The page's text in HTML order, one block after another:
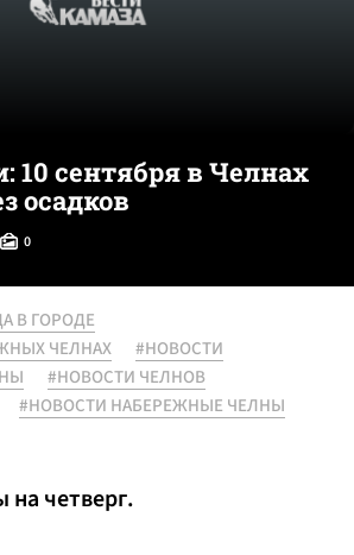
10 сентября в Челнах
осадков
0
В ГОРОДЕ
ЧЕЛНАХ
#НОВОСТИ
#НОВОСТИ ЧЕЛНОВ
#НОВОСТИ НАБЕРЕЖНЫЕ ЧЕЛНЫ
на четверг.